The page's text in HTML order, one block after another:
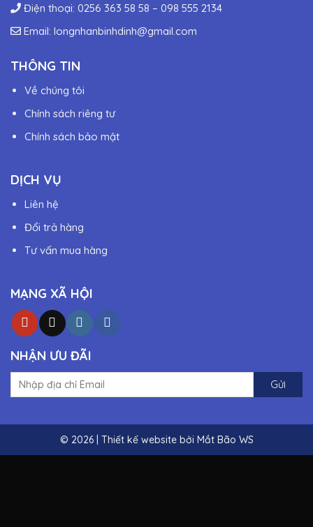
Điện thoại: 0256 363 58 58 – 098 555 2134
Email: longnhanbinhdinh@gmail.com
THÔNG TIN
Về chúng tôi
Chính sách riêng tư
Chính sách bảo mật
DỊCH VỤ
Liên hệ
Đổi trả hàng
Tư vấn mua hàng
MẠNG XÃ HỘI
NHẬN ƯU ĐÃI
© 2026 | Thiết kế website bởi Mắt Bão WS